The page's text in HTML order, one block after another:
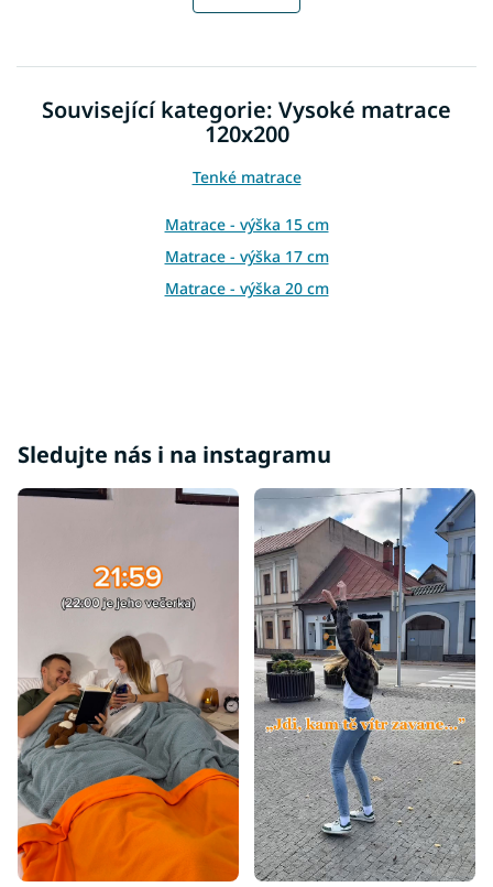
c
p
r
k
y
v
ý
p
s
á
í
Související kategorie: Vysoké matrace
120x200
Tenké matrace
Matrace - výška 15 cm
Matrace - výška 17 cm
Matrace - výška 20 cm
Sledujte nás i na instagramu